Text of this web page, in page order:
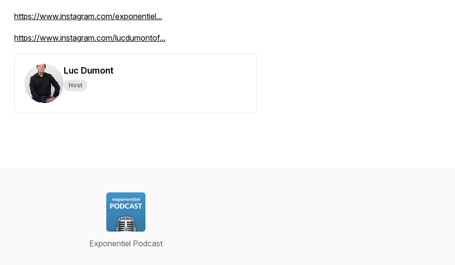
https://www.instagram.com/exponentiel...
https://www.instagram.com/lucdumontof...
Luc Dumont
Host
Exponentiel Podcast